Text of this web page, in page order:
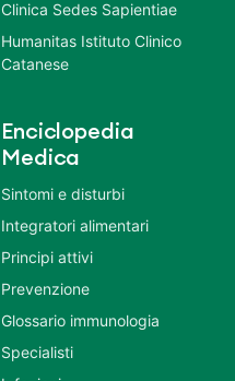
Clinica Sedes Sapientiae
Humanitas Istituto Clinico
Catanese
Enciclopedia
Medica
Sintomi e disturbi
Integratori alimentari
Principi attivi
Prevenzione
Glossario immunologia
Specialisti